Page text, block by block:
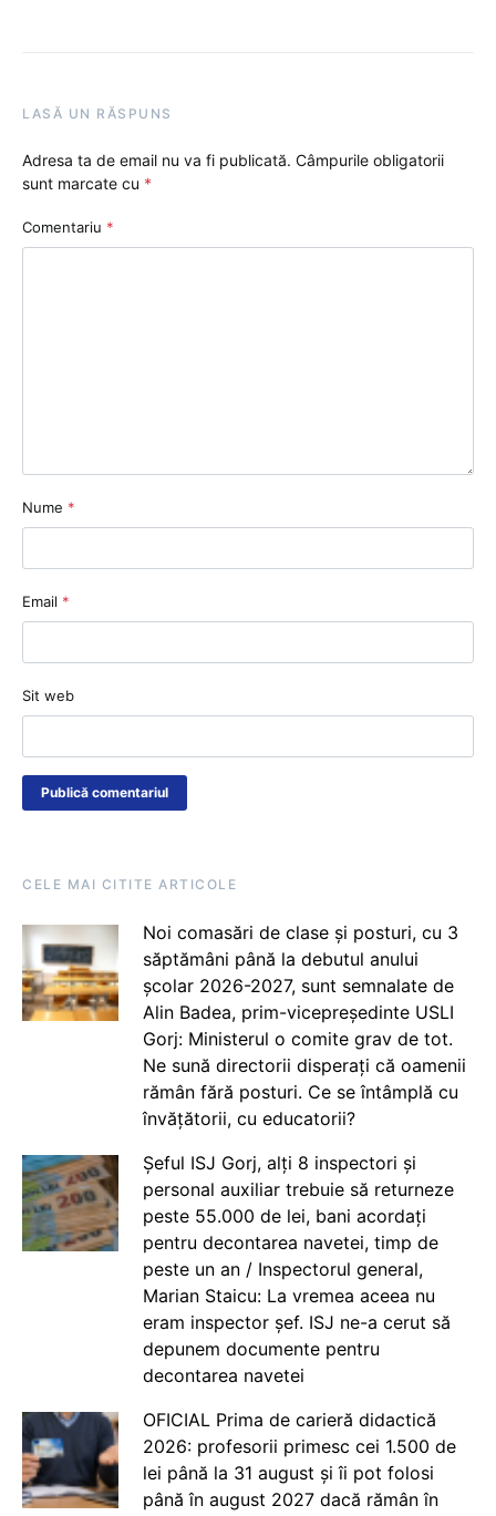
LASĂ UN RĂSPUNS
Adresa ta de email nu va fi publicată. Câmpurile obligatorii
sunt marcate cu *
Comentariu *
Nume *
Email *
Sit web
CELE MAI CITITE ARTICOLE
Noi comasări de clase și posturi, cu 3
săptămâni până la debutul anului
școlar 2026-2027, sunt semnalate de
Alin Badea, prim-vicepreședinte USLI
Gorj: Ministerul o comite grav de tot.
Ne sună directorii disperați că oamenii
rămân fără posturi. Ce se întâmplă cu
învățătorii, cu educatorii?
Șeful ISJ Gorj, alți 8 inspectori și
personal auxiliar trebuie să returneze
peste 55.000 de lei, bani acordați
pentru decontarea navetei, timp de
peste un an / Inspectorul general,
Marian Staicu: La vremea aceea nu
eram inspector șef. ISJ ne-a cerut să
depunem documente pentru
decontarea navetei
OFICIAL Prima de carieră didactică
2026: profesorii primesc cei 1.500 de
lei până la 31 august și îi pot folosi
până în august 2027 dacă rămân în